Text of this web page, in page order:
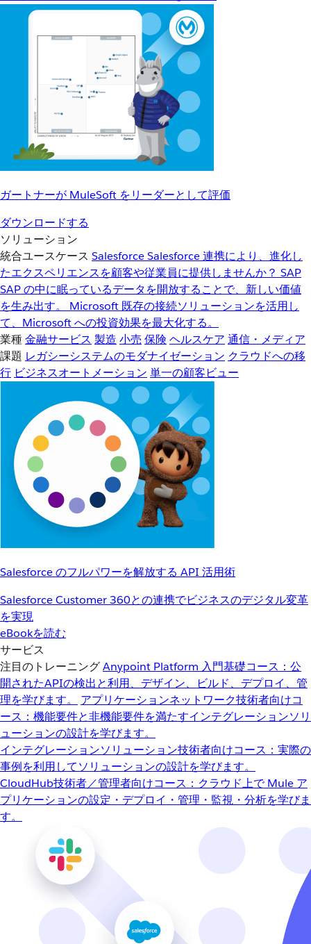
ガートナーが MuleSoft をリーダーとして評価
ダウンロードする
ソリューション
統合ユースケース SalesforceSalesforce 連携により、進化し
たエクスペリエンスを顧客や従業員に提供しませんか？ SAP
SAP の中に眠っているデータを開放することで、新しい価値
を生み出す。
Microsoft 既存の接続ソリューションを活用し
て、Microsoft への投資効果を最大化する。
業種金融サービス 製造 小売 保険 ヘルスケア 通信・メディア
課題 レガシーシステムのモダナイゼーション クラウドへの移
行 ビジネスオートメーション 単一の顧客ビュー
Salesforce のフルパワーを解放する API 活用術
Salesforce Customer 360との連携でビジネスのデジタル変革
を実現
eBookを読む
サービス
注目のトレーニングAnypoint Platform 入門基礎コース：公
開されたAPIの検出と利用、デザイン、ビルド、デプロイ、管
理を学びます。
アプリケーションネットワーク技術者向けコ
ース：機能要件と非機能要件を満たすインテグレーションソリ
ューションの設計を学びます。
インテグレーションソリューション技術者向けコース：実際の
事例を利用してソリューションの設計を学びます。
CloudHub技術者／管理者向けコース：クラウド上で Mule ア
プリケーションの設定・デプロイ・管理・監視・分析を学びま
す。